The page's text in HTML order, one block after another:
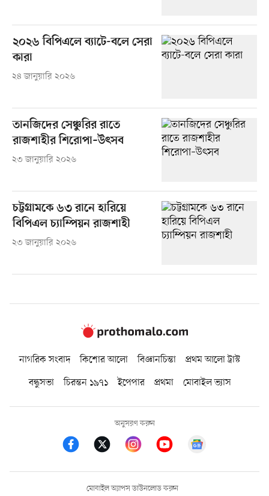
২০২৬ বিপিএলে ব্যাটে-বলে সেরা
কারা
২৪ জানুয়ারি ২০২৬
তানজিদের সেঞ্চুরির রাতে
রাজশাহীর শিরোপা–উৎসব
২৩ জানুয়ারি ২০২৬
চট্টগ্রামকে ৬৩ রানে হারিয়ে
বিপিএল চ্যাম্পিয়ন রাজশাহী
২৩ জানুয়ারি ২০২৬
নাগরিক সংবাদ কিশোর আলো বিজ্ঞানচিন্তা
প্রথম আলো ট্রাস্ট
বন্ধুসভা
চিরন্তন ১৯৭১ ইপেপার প্রথমা মোবাইল ভ্যাস
অনুসরণ করুন
মোবাইল অ্যাপস ডাউনলোড করুন